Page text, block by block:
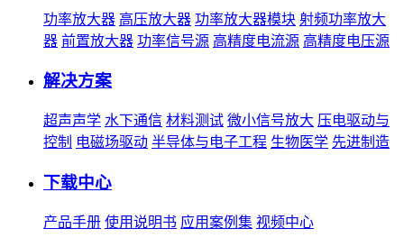
功率放大器 高压放大器 功率放大器模块 射频功率放大
器 前置放大器 功率信号源 高精度电流源 高精度电压源
解决方案
超声声学 水下通信 材料测试 微小信号放大 压电驱动与
控制 电磁场驱动 半导体与电子工程 生物医学 先进制造
下载中心
产品手册 使用说明书 应用案例集 视频中心